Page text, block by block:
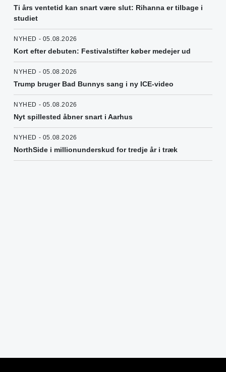
Ti års ventetid kan snart være slut: Rihanna er tilbage i
studiet
NYHED - 05.08.2026
Kort efter debuten: Festivalstifter køber medejer ud
NYHED - 05.08.2026
Trump bruger Bad Bunnys sang i ny ICE-video
NYHED - 05.08.2026
Nyt spillested åbner snart i Aarhus
NYHED - 05.08.2026
NorthSide i millionunderskud for tredje år i træk